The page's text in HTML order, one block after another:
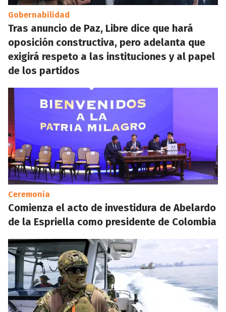
Gobernabilidad
Tras anuncio de Paz, Libre dice que hará
oposición constructiva, pero adelanta que
exigirá respeto a las instituciones y al papel
de los partidos
Ceremonia
Comienza el acto de investidura de Abelardo
de la Espriella como presidente de Colombia